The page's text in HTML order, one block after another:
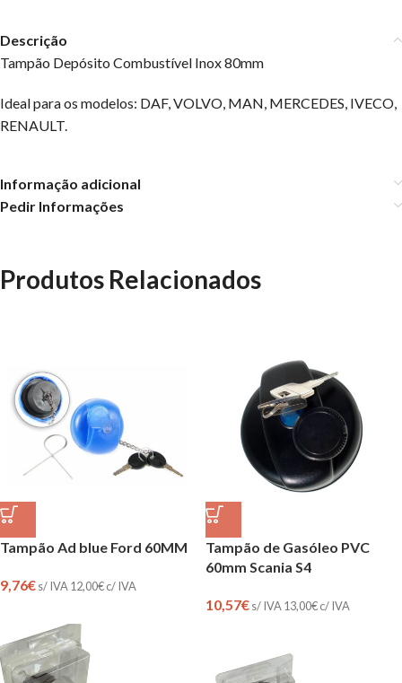
Descrição
Tampão Depósito Combustível Inox 80mm
Ideal para os modelos: DAF, VOLVO, MAN, MERCEDES, IVECO,
RENAULT.
Informação adicional
Pedir Informações
Produtos Relacionados
Tampão Ad blue Ford 60MM
9,76€s/ IVA 12,00€c/ IVA
Tampão de Gasóleo PVC
60mm Scania S4
10,57€s/ IVA 13,00€c/ IVA